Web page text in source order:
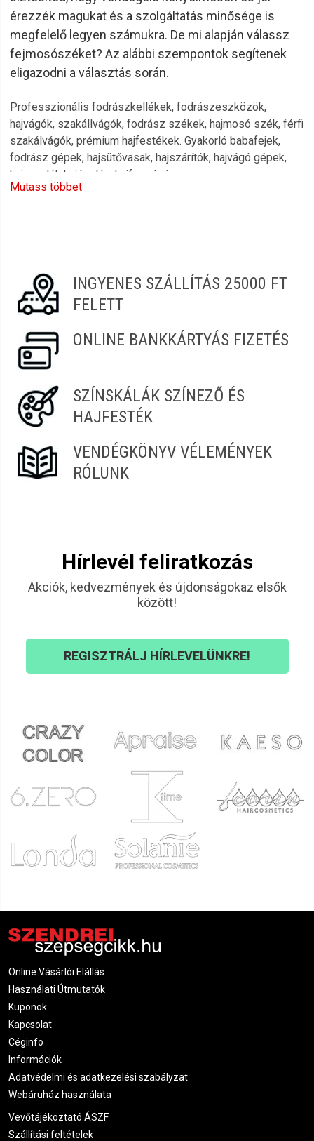
érezzék magukat és a szolgáltatás minősége is
megfelelő legyen számukra. De mi alapján válassz
fejmosószéket? Az alábbi szempontok segítenek
eligazodni a választás során.
Professzionális fodrászkellékek, fodrászeszközök,
hajvágók, szakállvágók, fodrász székek, hajmosó szék, férfi
szakálvágók, prémium hajfestékek. Gyakorló babafejek,
fodrász gépek, hajsütővasak, hajszárítók, hajvágó gépek,
hajvasalók hajápolás, hajformázás.
100%-os vásárlói elégedettség, gyors és kényelmes
vásárlás a Szendrei Szépségcikk webáruházban
|szepsegcikk.hu
Mutass többet
INGYENES SZÁLLÍTÁS 25000 FT
FELETT
ONLINE BANKKÁRTYÁS FIZETÉS
SZÍNSKÁLÁK SZÍNEZŐ ÉS
HAJFESTÉK
VENDÉGKÖNYV VÉLEMÉNYEK
RÓLUNK
Hírlevél feliratkozás
Akciók, kedvezmények és újdonságokaz elsők
között!
REGISZTRÁLJ HÍRLEVELÜNKRE!
Online Vásárlói Elállás
Használati Útmutatók
Kuponok
Kapcsolat
Céginfo
Információk
Adatvédelmi és adatkezelési szabályzat
Webáruház használata
Vevőtájékoztató ÁSZF
Szállítási feltételek